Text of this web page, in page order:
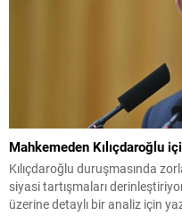
Mahkemeden Kılıçdaroğlu
Kılıçdaroğlu duruşmasında
siyasi tartışmaları
üzerine detaylı bir analiz için